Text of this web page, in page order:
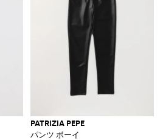
PATRIZIA PEPE
パンツ ボーイ